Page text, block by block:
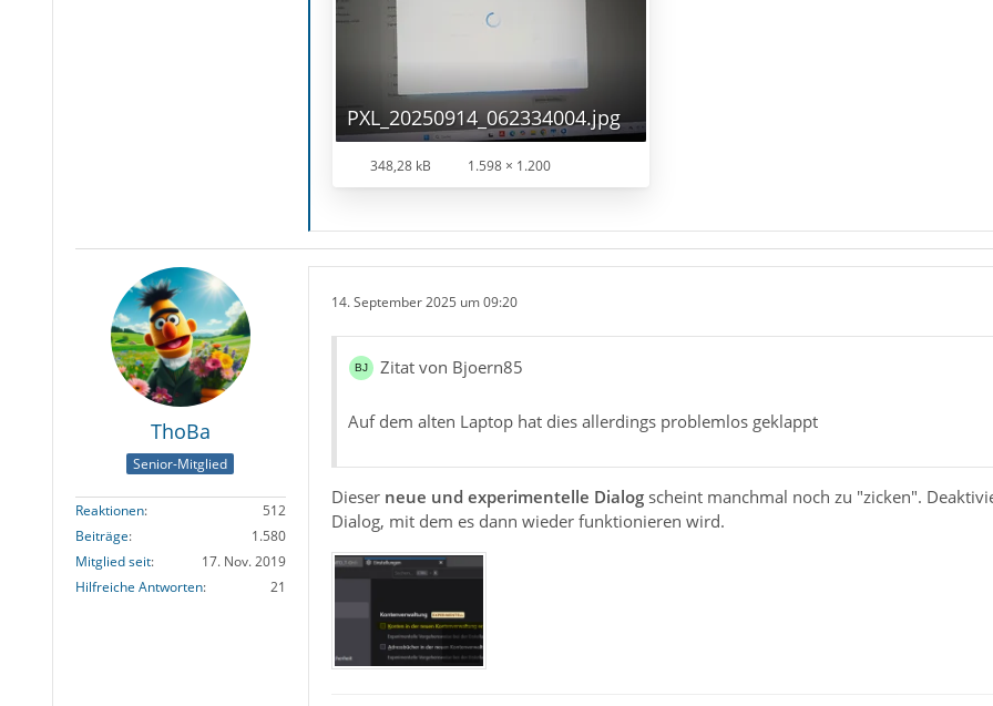
PXL_20250914_062334004.jpg
348,28 kB 1.598 × 1.200
ThoBa
Senior-Mitglied
Reaktionen
512
Beiträge
1.580
Mitglied seit
17. Nov. 2019
Hilfreiche Antworten
21
14. September 2025 um 09:20
Zitat von Bjoern85
Auf dem alten Laptop hat dies allerdings problemlos geklappt
Dieser neue und experimentelle Dialogscheint manchmal noch zu "zicken".
Dialog, mit dem es dann wieder funktionieren wird.